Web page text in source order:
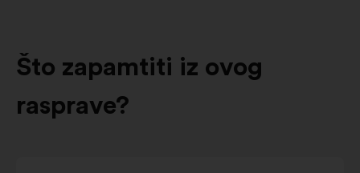
Što zapamtiti iz ovog
rasprave?